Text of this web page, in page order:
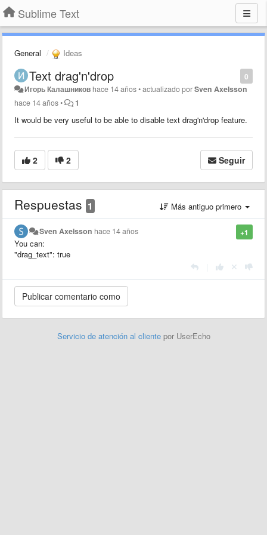
Sublime Text
General Ideas
0
Text drag'n'drop
Игорь Калашников hace 14 años•actualizado porSven Axelsson
hace 14 años• 1
It would be very useful to be able to disable text drag'n'drop feature.
2 2 Seguir
Respuestas 1 Más antiguo primero
+1
Sven Axelsson hace 14 años
You can:
"drag_text": true
Servicio de atención al cliente por UserEcho